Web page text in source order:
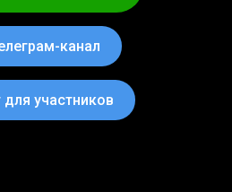
канал
для участников